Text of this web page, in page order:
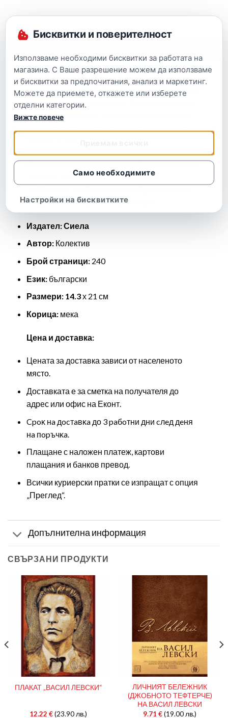
Искаш ли да говориш като шпионин, да
направиш меч от балони или да разбереш кога
се пенсионират ураганите? А какво ще кажеш
да научиш още над 500 изумителни факта за
От странни и удивителни до забавни и чупещи
рекорди, в нея ще откриеш над 500
неща за света, който ни заобикаля.
Издател: Сиела
Автор:Колектив
Брой страници:240
Език:български
Размери: 14.3х 21 см
Корица:мека
Цена и доставка:
Цената за доставка зависи от населеното
място.
Доставката е за сметка на получателя до
адрес или офис на Еконт.
Cpoĸ нa дocтaвĸa до 3 paбoтни дни cлeд дeня
нa пopъчĸa.
Плащане с наложен платеж, картови
плащания и банков превод.
Всички куриерски пратки се изпращат с опция
„Преглед“.
Допълнителна информация
СВЪРЗАНИ ПРОДУКТИ
ПЛАКАТ „ВАСИЛ ЛЕВСКИ“
12.22 €(23.90 лв.)
ЛИЧНИЯТ БЕЛЕЖНИК
(ДЖОБНОТО ТЕФТЕРЧЕ)
НА ВАСИЛ ЛЕВСКИ
9.71 €(19.00 лв.)
Бисквитки и поверителност
Използваме необходими бисквитки за работата на
магазина. С Ваше разрешение можем да използваме
и бисквитки за предпочитания, анализ и маркетинг.
Можете да приемете, откажете или изберете
отделни категории.
Само необходимите
Настройки на бисквитките
Вижте повече